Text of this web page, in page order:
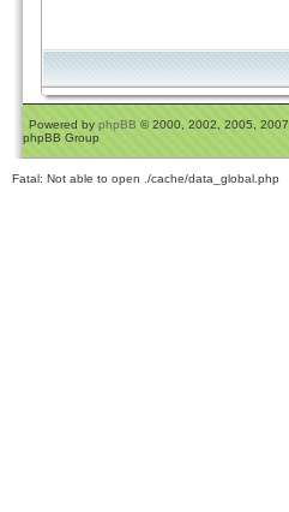
Powered by phpBB © 2000, 2002, 2005, 2007
phpBB Group
Fatal: Not able to open ./cache/data_global.php